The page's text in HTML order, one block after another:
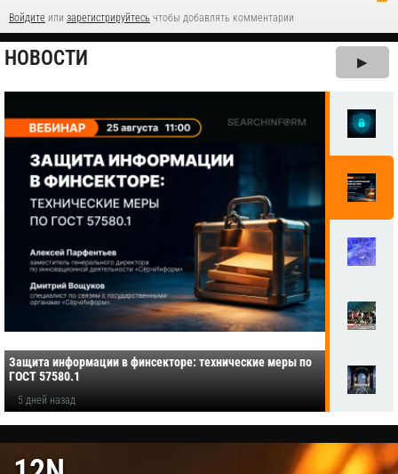
Войдите или зарегистрируйтесь чтобы добавлять комментарии
НОВОСТИ ▶
Защита информации в финсекторе: технические меры по
ГОСТ 57580.1
5 дней назад